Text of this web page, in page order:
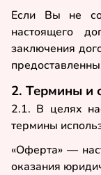
Если Вы не
настоящего
заключения
2. Термины и
2.1. В целях
термины
«Оферта» —
оказания